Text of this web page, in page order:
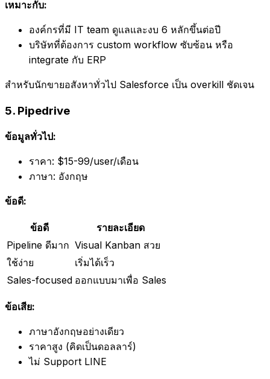
เหมาะกับ:
องค์กรที่มี IT team ดูแลและงบ 6 หลักขึ้นต่อปี
บริษัทที่ต้องการ custom workflow ซับซ้อน หรือ
integrate กับ ERP
สำหรับนักขายอสังหาทั่วไป Salesforce เป็น overkill ชัดเจน
5. Pipedrive
ข้อมูลทั่วไป:
ราคา: $15-99/user/เดือน
ภาษา: อังกฤษ
ข้อดี:
ข้อดี
รายละเอียด
Pipeline ดีมาก Visual Kanban สวย
ใช้ง่าย
เริ่มได้เร็ว
Sales-focused ออกแบบมาเพื่อ Sales
ข้อเสีย:
ภาษาอังกฤษอย่างเดียว
ราคาสูง (คิดเป็นดอลลาร์)
ไม่ Support LINE